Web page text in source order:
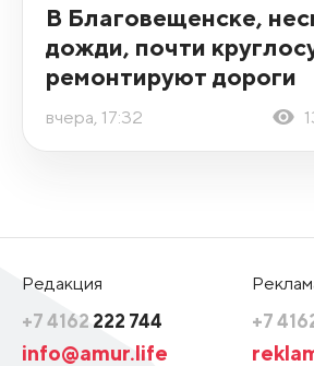
В Благовещенске,
дожди, почти
ремонтируют дороги
вчера, 17:32
Редакция
+7 4162 222 744
info@amur.life
+7